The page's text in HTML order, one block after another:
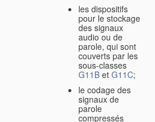
les dispositifs
pour le stockage
des signaux
audio ou de
parole, qui sont
couverts par les
sous-classes
G11B et G11C;
le codage des
signaux de
parole
compressés